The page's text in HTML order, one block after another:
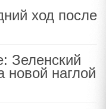
ход после
Зеленский
новой наглой